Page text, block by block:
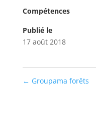
Compétences
Publié le
17 août 2018
← Groupama forêts